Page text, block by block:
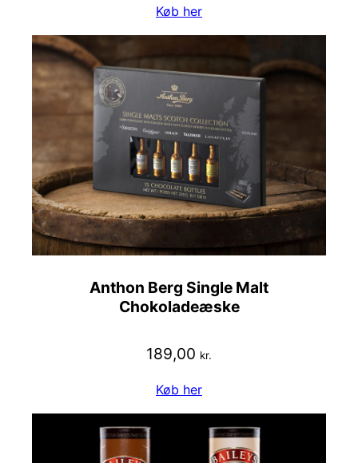
Køb her
Anthon Berg Single Malt
Chokoladeæske
189,00 kr.
Køb her